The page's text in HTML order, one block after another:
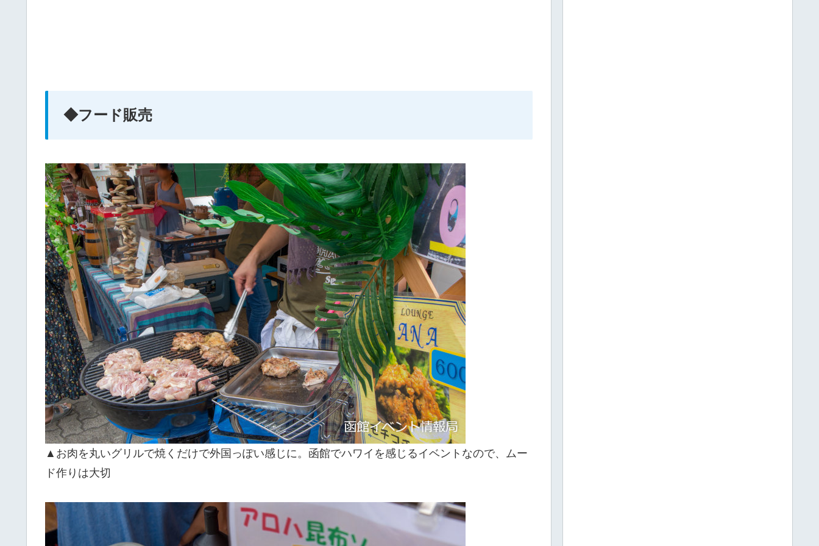
◆フード販売
▲お肉を丸いグリルで焼くだけで外国っぽい感じに。函館でハワイを感じるイベントなので、ムー
ド作りは大切